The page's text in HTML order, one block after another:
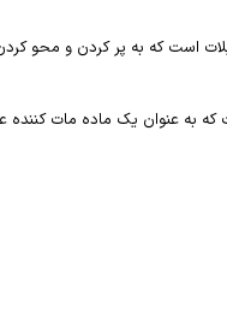
است که به پر کردن و محو
به عنوان یک ماده مات